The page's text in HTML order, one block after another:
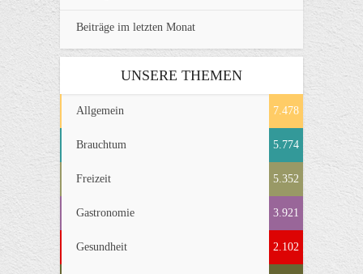
Beiträge im letzten Monat
UNSERE THEMEN
Allgemein 7.478
Brauchtum 5.774
Freizeit 5.352
Gastronomie 3.921
Gesundheit 2.102